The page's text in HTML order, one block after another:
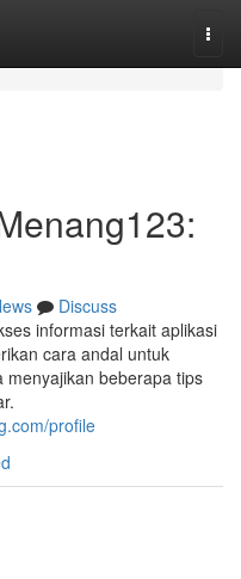
Discuss
informasi terkait aplikasi
cara andal untuk
menyajikan beberapa tips
profile